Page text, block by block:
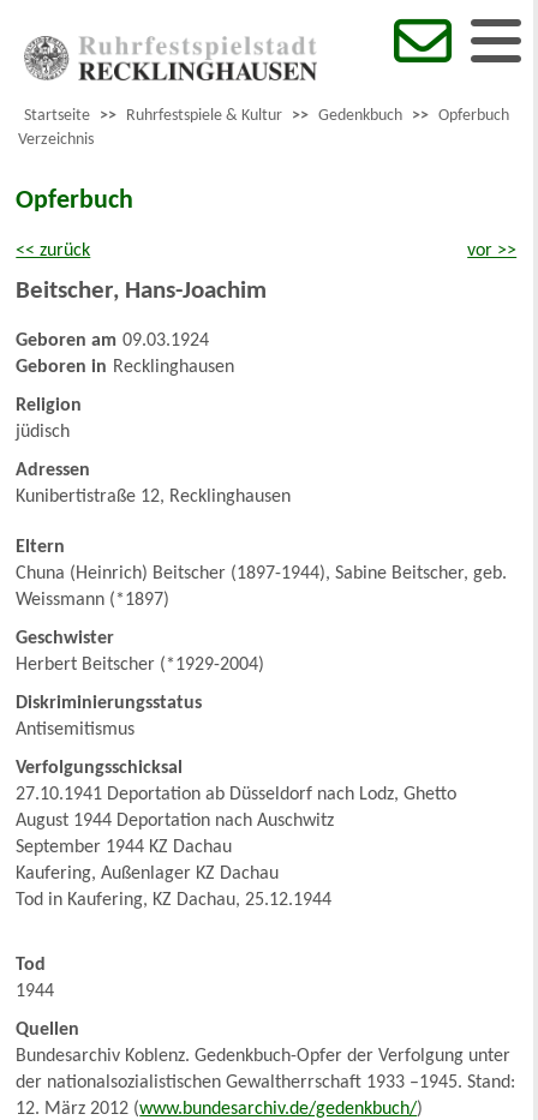
Startseite >> Ruhrfestspiele & Kultur >> Gedenkbuch >> Opferbuch
Verzeichnis
Opferbuch
<< zurück vor >>
Beitscher, Hans-Joachim
Geboren am 09.03.1924
Geboren in Recklinghausen
Religion
jüdisch
Adressen
Kunibertistraße 12, Recklinghausen
Eltern
Chuna (Heinrich) Beitscher (1897-1944), Sabine Beitscher, geb.
Weissmann (*1897)
Geschwister
Herbert Beitscher (*1929-2004)
Diskriminierungsstatus
Antisemitismus
Verfolgungsschicksal
27.10.1941 Deportation ab Düsseldorf nach Lodz, Ghetto
August 1944 Deportation nach Auschwitz
September 1944 KZ Dachau
Kaufering, Außenlager KZ Dachau
Tod in Kaufering, KZ Dachau, 25.12.1944
Tod
1944
Quellen
Bundesarchiv Koblenz. Gedenkbuch-Opfer der Verfolgung unter
der nationalsozialistischen Gewaltherrschaft 1933 –1945. Stand:
12. März 2012 (www.bundesarchiv.de/gedenkbuch/)